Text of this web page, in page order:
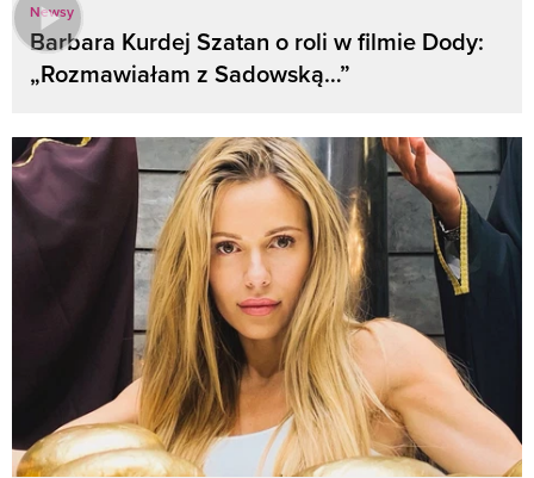
Newsy
Barbara Kurdej Szatan o roli w filmie Dody:
„Rozmawiałam z Sadowską…”